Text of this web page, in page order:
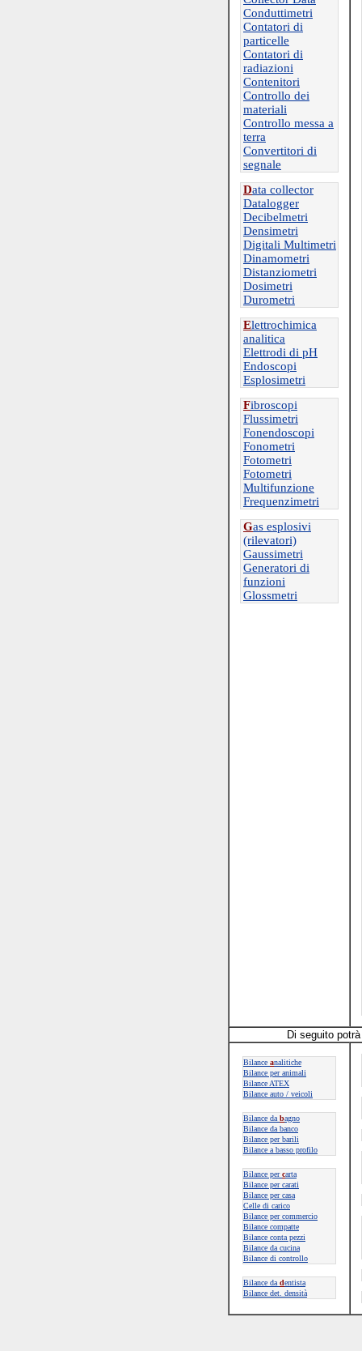
Conduttimetri
Contatori di
particelle
Contatori di
radiazioni
Contenitori
Controllo dei
materiali
Controllo messa a
terra
Convertitori di
segnale
Data collector
Datalogger
Decibelmetri
Densimetri
Digitali Multimetri
Dinamometri
Distanziometri
Dosimetri
Durometri
Elettrochimica
analitica
Elettrodi di pH
Endoscopi
Esplosimetri
Fibroscopi
Flussimetri
Fonendoscopi
Fonometri
Fotometri
Fotometri
Multifunzione
Frequenzimetri
Gas esplosivi
(rilevatori)
Gaussimetri
Generatori di
funzioni
Glossmetri
Di seguito
Bilance analitiche
Bilance per animali
Bilance ATEX
Bilance auto / veicoli
Bilance da bagno
Bilance da banco
Bilance per barili
Bilance a basso profilo
Bilance per carta
Bilance per carati
Bilance per casa
Celle di carico
Bilance per commercio
Bilance compatte
Bilance conta pezzi
Bilance da cucina
Bilance di controllo
Bilance da dentista
Bilance det. densità